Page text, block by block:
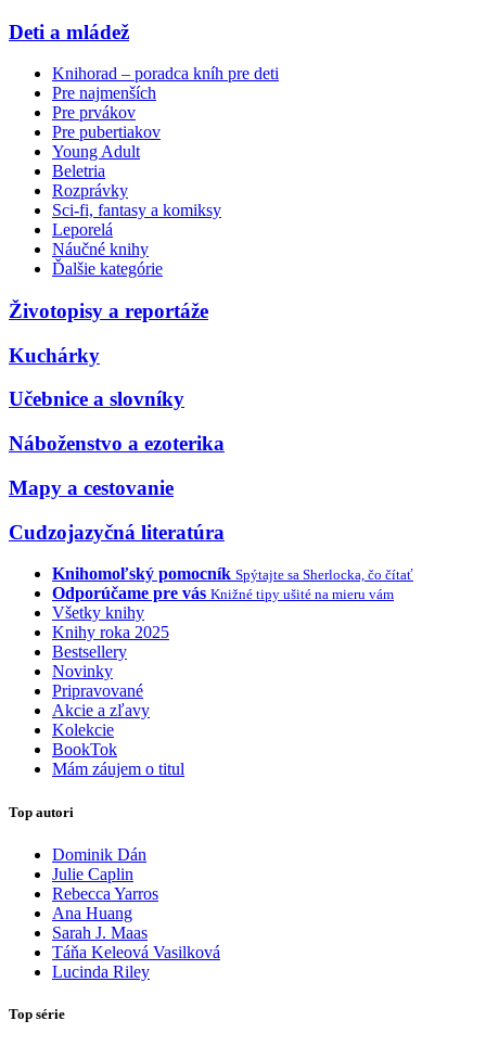
Deti a mládež
Knihorad – poradca kníh pre deti
Pre najmenších
Pre prvákov
Pre pubertiakov
Young Adult
Beletria
Rozprávky
Sci-fi, fantasy a komiksy
Leporelá
Náučné knihy
Ďalšie kategórie
Životopisy a reportáže
Kuchárky
Učebnice a slovníky
Náboženstvo a ezoterika
Mapy a cestovanie
Cudzojazyčná literatúra
Knihomoľský pomocník Spýtajte sa Sherlocka, čo čítať
Odporúčame pre vás Knižné tipy ušité na mieru vám
Všetky knihy
Knihy roka 2025
Bestsellery
Novinky
Pripravované
Akcie a zľavy
Kolekcie
BookTok
Mám záujem o titul
Top autori
Dominik Dán
Julie Caplin
Rebecca Yarros
Ana Huang
Sarah J. Maas
Táňa Keleová Vasilková
Lucinda Riley
Top série